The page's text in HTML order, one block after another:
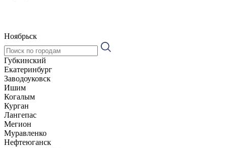
Ноябрьск
Губкинский
Екатеринбург
Заводоуковск
Ишим
Когалым
Курган
Лангепас
Мегион
Муравленко
Нефтеюганск